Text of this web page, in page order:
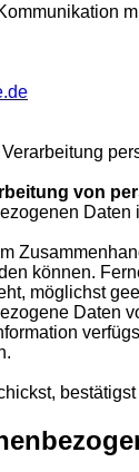
von
können.
möglichst
Daten